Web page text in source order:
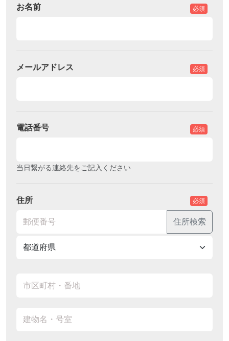
必須
お名前
必須
メールアドレス
必須
電話番号
当日繋がる連絡先をご記入ください
住所 必須
住所検索